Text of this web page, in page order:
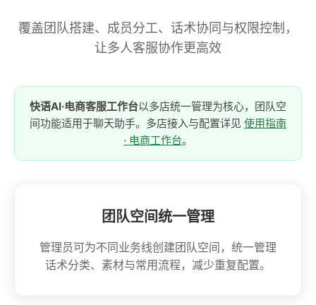
覆盖团队搭建、成员分工、话术协同与权限控制，
让多人客服协作更高效
快语AI·电商客服工作台以多店统一管理为核心，团队空
间功能适用于聊天助手。多店接入与配置详见 使用指南
· 电商工作台。
团队空间统一管理
管理员可为不同业务线创建团队空间，统一管理
话术分类、素材与常用流程，减少重复配置。